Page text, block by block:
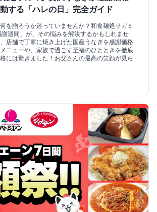
する「ハレの日」完全ガイド
を贈ろうか迷っていませんか？和食麺処サガミ
週間」が、その悩みを解決するかもしれませ
店舗で丁寧に焼き上げた国産うなぎを感謝価格
ニューや、家族で過ごす至福のひとときを徹底
には驚きました！お父さんの最高の笑顔が見ら